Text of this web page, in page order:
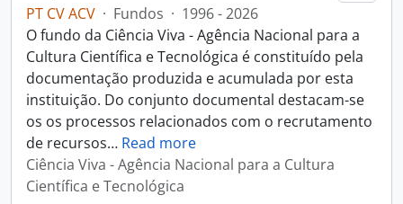
PT CV ACV · Fundos · 1996 - 2026
O fundo da Ciência Viva - Agência Nacional para a
Cultura Científica e Tecnológica é constituído pela
documentação produzida e acumulada por esta
instituição. Do conjunto documental destacam-se
os os processos relacionados com o recrutamento
de recursos… Read more
Ciência Viva - Agência Nacional para a Cultura
Científica e Tecnológica